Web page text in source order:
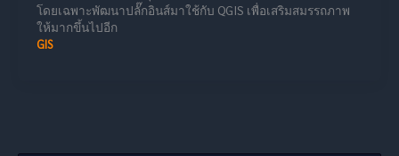
โดยเฉพาะพัฒนาปลั๊กอินส์มาใช้กับ QGIS เพื่อเสริมสมรรถภาพ
ให้มากขึ้นไปอีก
GIS